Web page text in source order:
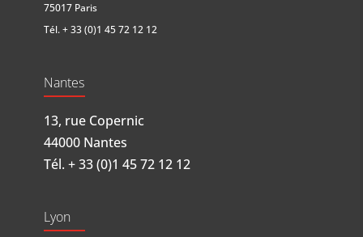
75017 Paris
Tél.+ 33 (0)1 45 72 12 12
Nantes
13, rue Copernic
44000 Nantes
Tél. + 33 (0)1 45 72 12 12
Lyon